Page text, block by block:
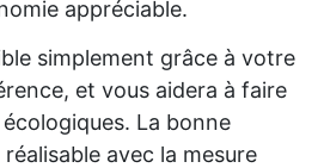
appréciable.
simplement grâce à votre
et vous aidera à faire
La bonne
avec la mesure